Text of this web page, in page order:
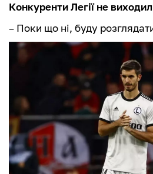
Конкуренти Легії не
– Поки що ні, буду